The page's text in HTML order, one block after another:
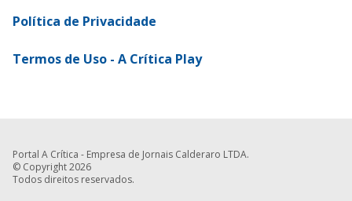
Política de Privacidade
Termos de Uso - A Crítica Play
Portal A Crítica - Empresa de Jornais Calderaro LTDA.
© Copyright 2026
Todos direitos reservados.